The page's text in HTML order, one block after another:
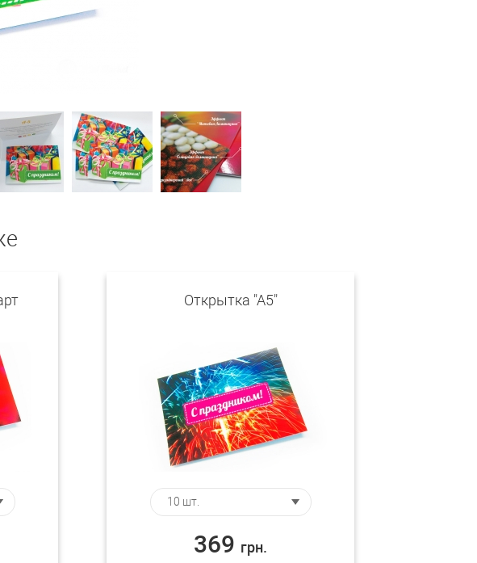
Открытка "А5"
369 грн.